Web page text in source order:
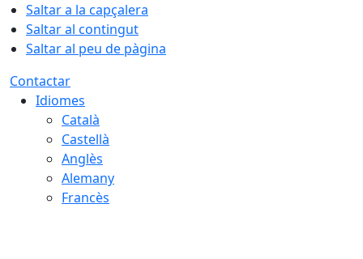
Saltar a la capçalera
Saltar al contingut
Saltar al peu de pàgina
Contactar
Idiomes
Català
Castellà
Anglès
Alemany
Francès